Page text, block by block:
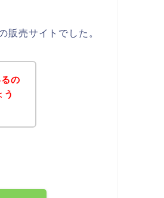
販売サイトでした。
の
う